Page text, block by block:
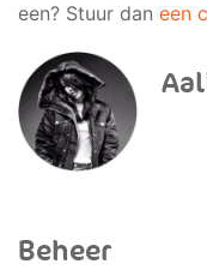
een? Stuur dan een
Beheer